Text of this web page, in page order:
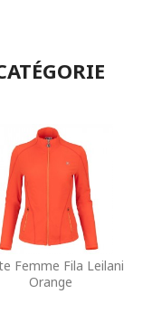
Femme Fila Leilani
Orange